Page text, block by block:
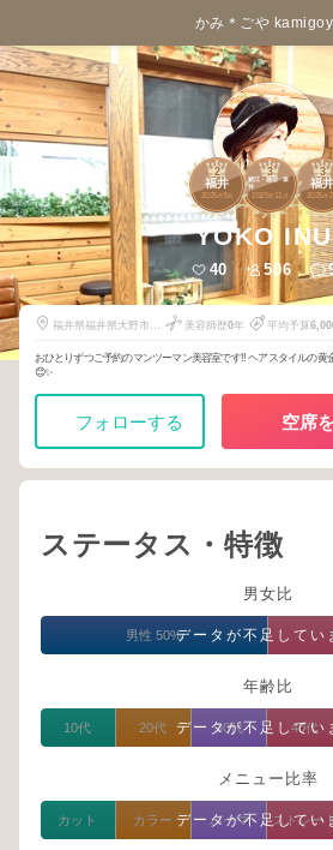
かみ＊ごや
2
福井
2025年 5月
3
鯖江・越前・坂
井
2025年 11 月
3
福井
2025年 7
YOKO
40 506
福井県福井県大野市篠
美容師歴0年 平均予算
おひとりずつご予約のマンツーマン美容室です‼︎ ヘアスタイルの
😊✨
フォローする 空席
ステータス・特徴
男女比
データが不足してい
男性 50%
年齢比
データが不足してい
10代 20代 30代 40代
メニュー比率
データが不足してい
カット カラー パーマ ストレー